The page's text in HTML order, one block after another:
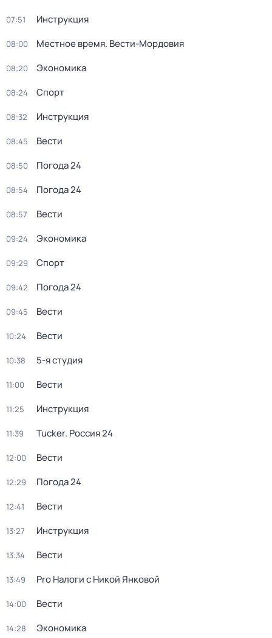
07:51 Инструкция
08:00 Местное время. Вести-Мордовия
08:20 Экономика
08:24 Спорт
08:32 Инструкция
08:45 Вести
08:50 Погода 24
08:54 Погода 24
08:57 Вести
09:24 Экономика
09:29 Спорт
09:42 Погода 24
09:45 Вести
10:24 Вести
10:38 5-я студия
11:00 Вести
11:25 Инструкция
11:39 Tucker. Россия 24
12:00 Вести
12:29 Погода 24
12:41 Вести
13:27 Инструкция
13:34 Вести
13:49 Pro Налоги с Никой Янковой
14:00 Вести
14:28 Экономика